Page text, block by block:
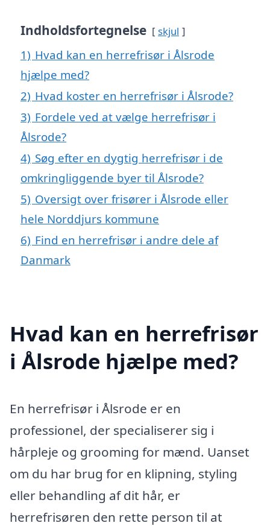
Indholdsfortegnelse skjul
1) Hvad kan en herrefrisør i Ålsrode
hjælpe med?
2) Hvad koster en herrefrisør i Ålsrode?
3) Fordele ved at vælge herrefrisør i
Ålsrode?
4) Søg efter en dygtig herrefrisør i de
omkringliggende byer til Ålsrode?
5) Oversigt over frisører i Ålsrode eller
hele Norddjurs kommune
6) Find en herrefrisør i andre dele af
Danmark
Hvad kan en herrefrisør
i Ålsrode hjælpe med?
En herrefrisør i Ålsrode er en
professionel, der specialiserer sig i
hårpleje og grooming for mænd. Uanset
om du har brug for en klipning, styling
eller behandling af dit hår, er
herrefrisøren den rette person til at